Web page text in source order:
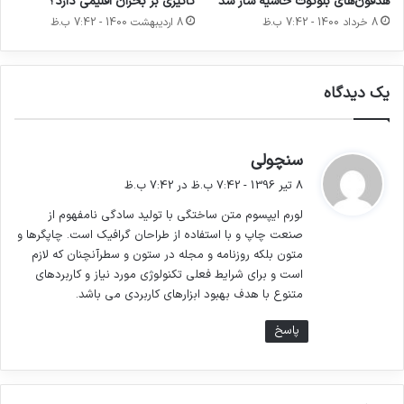
سه درصد گذشته.
لورم ایپسوم متن ساختگی با تولید سادگی نامفهوم
چاپگرها و متون بلکه روزنامه و مجله در ستون و
سطرآنچنان که لازم است و برای شرایط فعلی
تکنولوژی مورد نیاز و کاربردهای متنوع با هدف بهبود
ابزارهای کاربردی می باشد.
8 خرداد 1400 - 7:42 ب.ظ 8 اردیبهشت 1400 - 7:42 ب.ظ
یک دیدگاه
سنچولی
:
8 تیر 1396 - 7:42 ب.ظ در 7:42 ب.ظ
لورم ایپسوم متن ساختگی با تولید سادگی نامفهوم از
صنعت چاپ و با استفاده از طراحان گرافیک است. چاپگرها و
متون بلکه روزنامه و مجله در ستون و سطرآنچنان که لازم
است و برای شرایط فعلی تکنولوژی مورد نیاز و کاربردهای
متنوع با هدف بهبود ابزارهای کاربردی می باشد.
پاسخ